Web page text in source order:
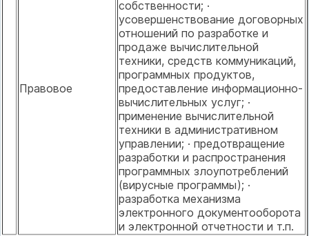
Правовое
собственности; ·
усовершенствование договорных
отношений по разработке и
продаже вычислительной
техники, средств коммуникаций,
программных продуктов,
предоставление информационно-
вычислительных услуг; ·
применение вычислительной
техники в административном
управлении; · предотвращение
разработки и распространения
программных злоупотреблений
(вирусные программы); ·
разработка механизма
электронного документооборота
и электронной отчетности и т.п.